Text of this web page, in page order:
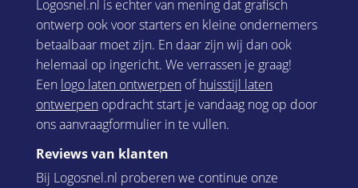
Logosnel.nl is echter van mening dat grafisch
ontwerp ook voor starters en kleine ondernemers
betaalbaar moet zijn. En daar zijn wij dan ook
helemaal op ingericht. We verrassen je graag!
Een logo laten ontwerpenofhuisstijl laten
ontwerpenopdracht start je vandaag nog op door
ons aanvraagformulier in te vullen.
Reviews van klanten
Bij Logosnel.nl proberen we continue onze